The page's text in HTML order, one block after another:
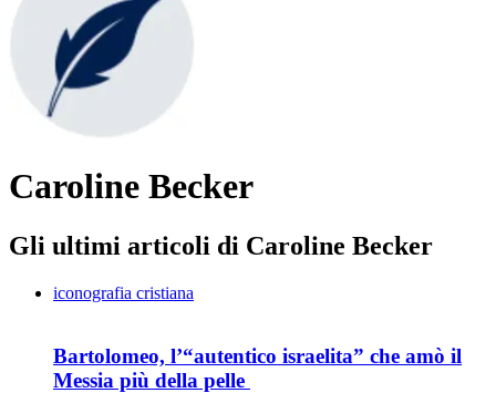
Caroline Becker
Gli ultimi articoli di Caroline Becker
iconografia cristiana
Bartolomeo, l’“autentico israelita” che amò il
Messia più della pelle